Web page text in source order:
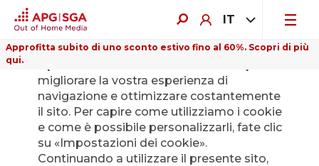
IT
Approfitta subito di uno sconto estivo fino al 60%. Scopri di più
qui.
Indietro
migliorare la vostra esperienza di
navigazione e ottimizzare costantemente
il sito. Per capire come utilizziamo i cookie
e come è possibile personalizzarli, fate clic
su «Impostazioni dei cookie».
Continuando a utilizzare il presente sito,